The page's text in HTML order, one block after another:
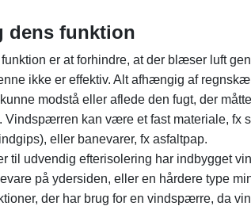
dens funktion
er at forhindre, at der blæser luft
ikke er effektiv. Alt afhængig af
modstå eller aflede den fugt, der
Vindspærren kan være et fast materiale, fx
eller banevarer, fx asfaltpap.
til udvendig efterisolering har indbygget
på ydersiden, eller en hårdere type
der har brug for en vindspærre, da